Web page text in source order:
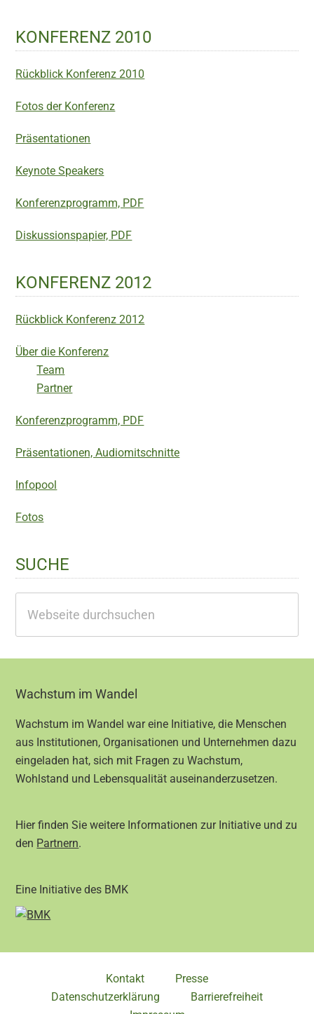
KONFERENZ 2010
Rückblick Konferenz 2010
Fotos der Konferenz
Präsentationen
Keynote Speakers
Konferenzprogramm, PDF
Diskussionspapier, PDF
KONFERENZ 2012
Rückblick Konferenz 2012
Über die Konferenz
Team
Partner
Konferenzprogramm, PDF
Präsentationen, Audiomitschnitte
Infopool
Fotos
SUCHE
durchsuchen
Footer
Wachstum im Wandel
Wachstum im Wandel war eine Initiative, die Menschen
aus Institutionen, Organisationen und Unternehmen dazu
eingeladen hat, sich mit Fragen zu Wachstum,
Wohlstand und Lebensqualität auseinanderzusetzen.
Hier finden Sie weitere Informationen zur Initiative und zu
den Partnern.
Eine Initiative des BMK
Kontakt
Presse
Datenschutzerklärung
Barrierefreiheit